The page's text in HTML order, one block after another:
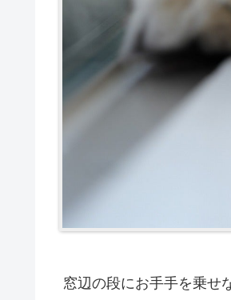
窓辺の段にお手手を乗せ